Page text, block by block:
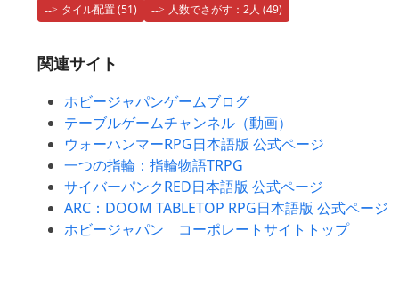
タイル配置(51) 人数でさがす：2人 (49)
関連サイト
ホビージャパンゲームブログ
テーブルゲームチャンネル（動画）
ウォーハンマーRPG日本語版 公式ページ
一つの指輪：指輪物語TRPG
サイバーパンクRED日本語版 公式ページ
ARC：DOOM TABLETOP RPG日本語版 公式ページ
ホビージャパン コーポレートサイトトップ